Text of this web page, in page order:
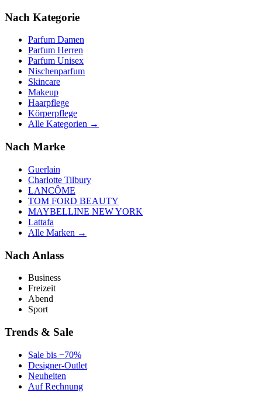
Nach Kategorie
Parfum Damen
Parfum Herren
Parfum Unisex
Nischenparfum
Skincare
Makeup
Haarpflege
Körperpflege
Alle Kategorien →
Nach Marke
Guerlain
Charlotte Tilbury
LANCÔME
TOM FORD BEAUTY
MAYBELLINE NEW YORK
Lattafa
Alle Marken →
Nach Anlass
Business
Freizeit
Abend
Sport
Trends & Sale
Sale bis −70%
Designer-Outlet
Neuheiten
Auf Rechnung